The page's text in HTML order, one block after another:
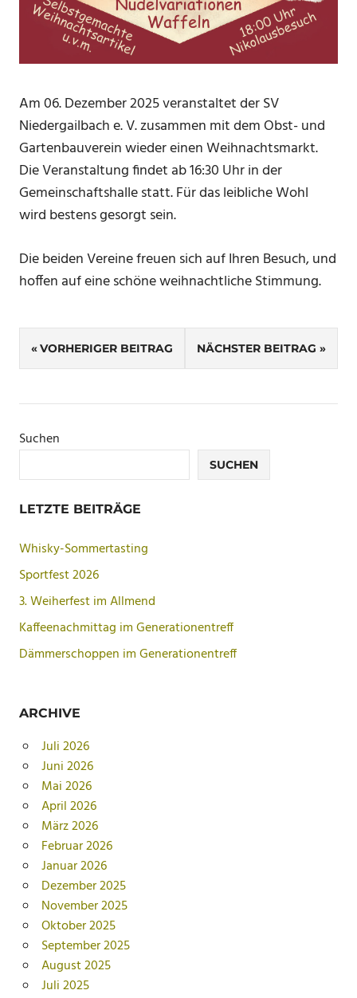
Am 06. Dezember 2025 veranstaltet der SV
Niedergailbach e. V. zusammen mit dem Obst- und
Gartenbauverein wieder einen Weihnachtsmarkt.
Die Veranstaltung findet ab 16:30 Uhr in der
Gemeinschaftshalle statt. Für das leibliche Wohl
wird bestens gesorgt sein.
Die beiden Vereine freuen sich auf Ihren Besuch, und
hoffen auf eine schöne weihnachtliche Stimmung.
Beitragsnavigation
VORHERIGER BEITRAG NÄCHSTER BEITRAG
Suchen
SUCHEN
LETZTE BEITRÄGE
Whisky-Sommertasting
Sportfest 2026
3. Weiherfest im Allmend
Kaffeenachmittag im Generationentreff
Dämmerschoppen im Generationentreff
ARCHIVE
Juli 2026
Juni 2026
Mai 2026
April 2026
März 2026
Februar 2026
Januar 2026
Dezember 2025
November 2025
Oktober 2025
September 2025
August 2025
Juli 2025